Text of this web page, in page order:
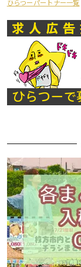
ひらつーパートナー一覧